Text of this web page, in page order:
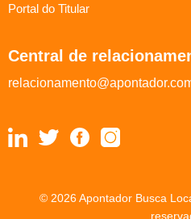
Portal do Titular
Central de
© 2026 Apontador Busca